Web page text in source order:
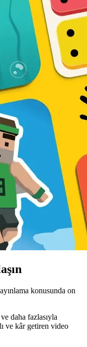
konusunda on
daha fazlasıyla
ve kâr getiren video